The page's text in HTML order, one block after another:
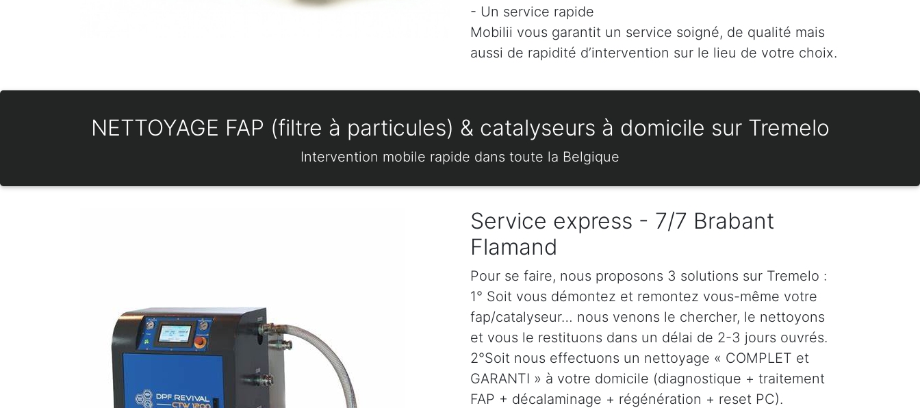
- Un service rapide
Mobilii vous garantit un service soigné, de qualité mais
aussi de rapidité d’intervention sur le lieu de votre choix.
NETTOYAGE FAP (filtre à particules) & catalyseurs à domicile sur Tremelo
Intervention mobile rapide dans toute la Belgique
Service express - 7/7 Brabant
Flamand
Pour se faire, nous proposons 3 solutions sur Tremelo :
1° Soit vous démontez et remontez vous-même votre
fap/catalyseur… nous venons le chercher, le nettoyons
et vous le restituons dans un délai de 2-3 jours ouvrés.
2°Soit nous effectuons un nettoyage « COMPLET et
GARANTI » à votre domicile (diagnostique + traitement
FAP + décalaminage + régénération + reset PC).